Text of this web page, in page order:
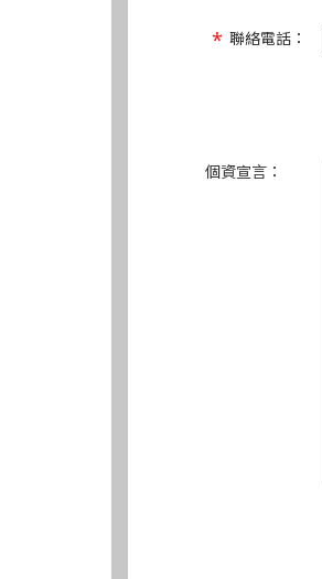
聯絡電話：
個資宣言：